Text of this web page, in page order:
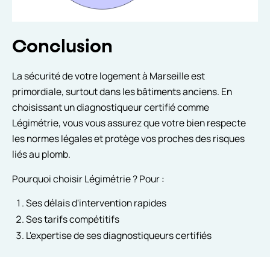
Conclusion
La sécurité de votre logement à Marseille est
primordiale, surtout dans les bâtiments anciens. En
choisissant un diagnostiqueur certifié comme
Légimétrie, vous vous assurez que votre bien respecte
les normes légales et protège vos proches des risques
liés au plomb.
Pourquoi choisir Légimétrie ? Pour :
Ses délais d'intervention rapides
Ses tarifs compétitifs
L'expertise de ses diagnostiqueurs certifiés